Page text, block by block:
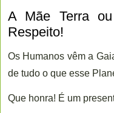
A Mãe Terra
Respeito!
Os Humanos vêm a
de tudo o que esse
Que honra! É um